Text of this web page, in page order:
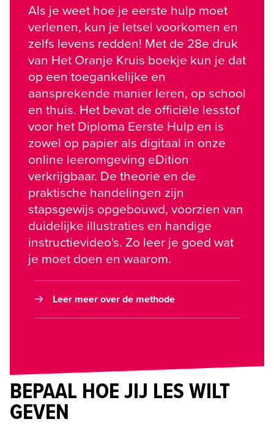
Als je weet hoe je eerste hulp moet
verlenen, kun je letsel voorkomen en
zelfs levens redden! Met de 28e druk
van Het Oranje Kruis boekje kun je dat
op een toegankelijke en
aansprekende manier leren, op school
en thuis. Het bevat de officiële lesstof
voor het Diploma Eerste Hulp en is
zowel op papier als digitaal in onze
online leeromgeving eDition
verkrijgbaar. De theorie en de
praktische handelingen zijn
stapsgewijs opgebouwd, voorzien van
duidelijke illustraties en handige
instructievideo's. Zo leer je goed wat
je moet doen en waarom.
Leer meer over de methode
BEPAAL HOE JIJ LES WILT
GEVEN